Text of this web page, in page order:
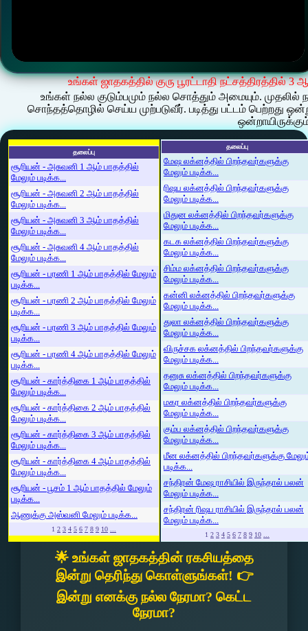
உங்கள் ஜாதகத்தில் குரு பூரட்டாதி நட்சத்திரத்தில்
உங்கள் நல்ல குடும்பமும் நல்ல சொத்தும் அமையும். முதலில்
சொந்தத்தொழில் செய்ய முற்படுவீர். படித்து பட்டம் பெற்றது
தலைப்பு
சூரியன் - அசுவனி 1 ஆம் பாதத்தில்
மேலும் படிக்க...
சூரியன் - அசுவனி 2 ஆம் பாதத்தில்
மேலும் படிக்க...
சூரியன் - அசுவனி 3 ஆம் பாதத்தில்
மேலும் படிக்க...
சூரியன் - அசுவனி 4 ஆம் பாதத்தில்
மேலும் படிக்க...
சூரியன் - பரணி 1 ஆம் பாதத்தில் மேலும்
படிக்க...
சூரியன் - பரணி 2 ஆம் பாதத்தில் மேலும்
படிக்க...
சூரியன் - பரணி 3 ஆம் பாதத்தில் மேலும்
படிக்க...
சூரியன் - பரணி 4 ஆம் பாதத்தில் மேலும்
படிக்க...
சூரியன் - கார்த்திகை 1 ஆம் பாதத்தில்
மேலும் படிக்க...
சூரியன் - கார்த்திகை 2 ஆம் பாதத்தில்
மேலும் படிக்க...
சூரியன் - கார்த்திகை 3 ஆம் பாதத்தில்
மேலும் படிக்க...
சூரியன் - கார்த்திகை 4 ஆம் பாதத்தில்
மேலும் படிக்க...
சூரியன் - பூசம் 1 ஆம் பாதத்தில் மேலும்
படிக்க...
ஆணுக்கு அஸ்வனி மேலும் படிக்க...
1 2 3 4 5 6 7 8 9 10 ...
தலைப்பு
மேஷ லக்னத்தில் பிறந்தவர்களுக்கு
மேலும் படிக்க...
ரிஷப லக்னத்தில் பிறந்தவர்களுக்கு
மேலும் படிக்க...
மிதுன லக்னத்தில் பிறந்தவர்களுக்கு
மேலும் படிக்க...
கடக லக்னத்தில் பிறந்தவர்களுக்கு
மேலும் படிக்க...
சிம்ம லக்னத்தில் பிறந்தவர்களுக்கு
மேலும் படிக்க...
கன்னி லக்னத்தில் பிறந்தவர்களுக்கு
மேலும் படிக்க...
துலா லக்னத்தில் பிறந்தவர்களுக்கு
மேலும் படிக்க...
விருச்சக லக்னத்தில் பிறந்தவர்களுக்கு
மேலும் படிக்க...
தனுசு லக்னத்தில் பிறந்தவர்களுக்கு
மேலும் படிக்க...
மகர லக்னத்தில் பிறந்தவர்களுக்கு
மேலும் படிக்க...
கும்ப லக்னத்தில் பிறந்தவர்களுக்கு
மேலும் படிக்க...
மீன லக்னத்தில் பிறந்தவர்களுக்கு
படிக்க...
சந்திரன் மேஷ ராசியில் இருந்தால் பலன்
மேலும் படிக்க...
சந்திரன் ரிஷப ராசியில் இருந்தால் பலன்
மேலும் படிக்க...
1 2 3 4 5 6 7 8 9 10 ...
🌟 உங்கள் ஜாதகத்தின் ரகசியத்தை
இன்று தெரிந்து கொள்ளுங்கள்! 👉
இன்று எனக்கு நல்ல நேரமா? கெட்ட
நேரமா?